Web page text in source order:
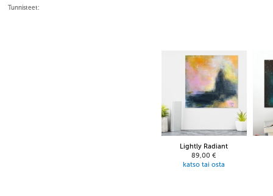
Tunnisteet:
Lightly Radiant
89,00 €
katso tai osta